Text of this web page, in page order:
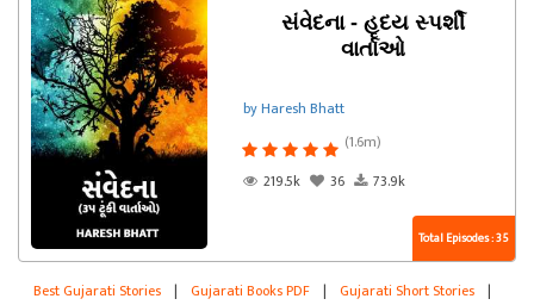
સંવેદના - હૃદય સ્પર્શી
વાર્તાઓ
by Haresh Bhatt
(1.6m)
219.5k
36 73.9k
Total Episodes : 35
Best Gujarati Stories | Gujarati Books PDF | Gujarati Short Stories |